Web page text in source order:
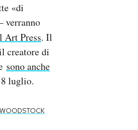
«di
verranno
Art Press. Il
creatore di
sono anche
luglio.
WOODSTOCK